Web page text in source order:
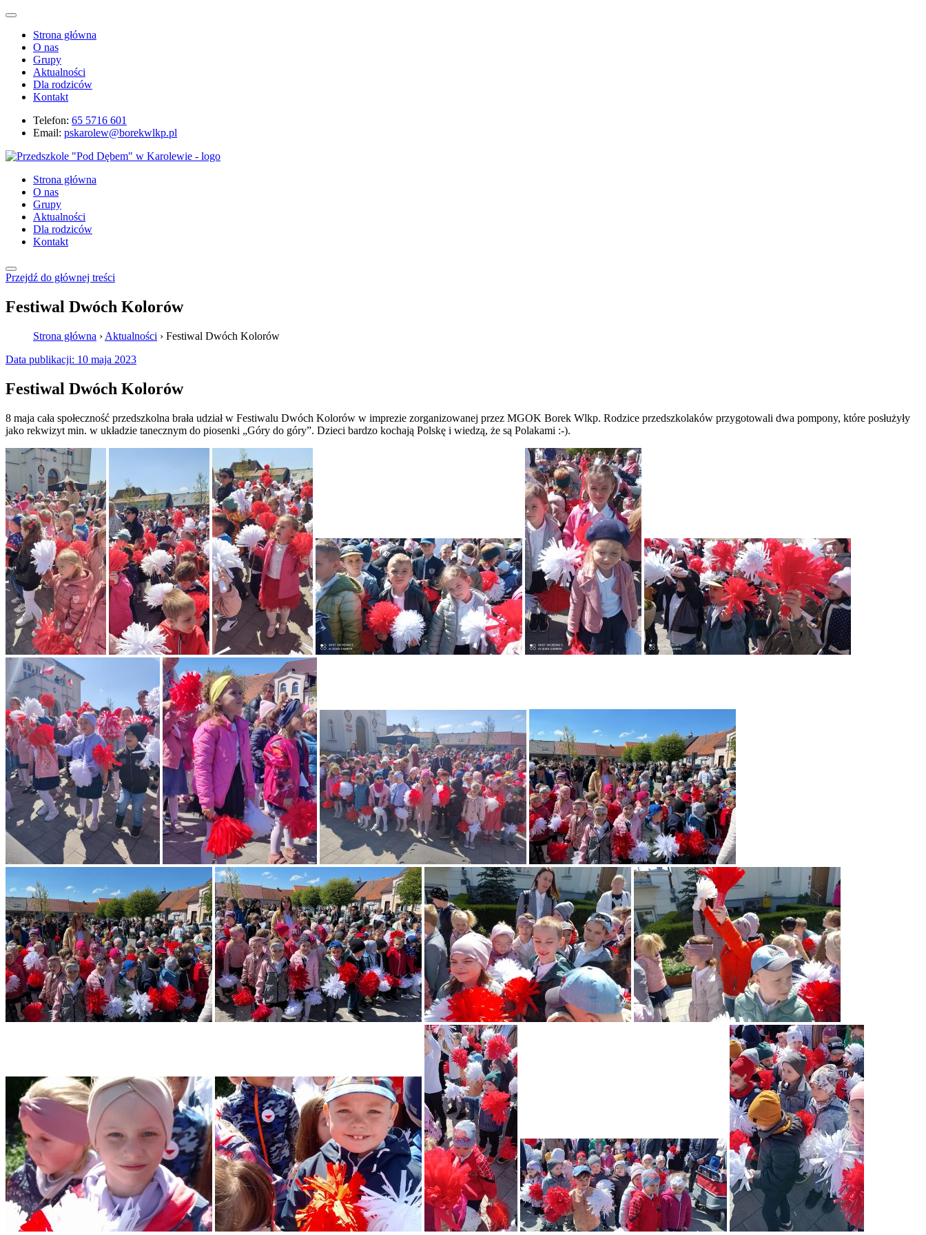
Strona główna
O nas
Grupy
Aktualności
Dla rodziców
Kontakt
Telefon: 65 5716 601
Email: pskarolew@borekwlkp.pl
Strona główna
O nas
Grupy
Aktualności
Dla rodziców
Kontakt
Przejdź do głównej treści
Festiwal Dwóch Kolorów
Strona główna › Aktualności › Festiwal Dwóch Kolorów
Data publikacji: 10 maja 2023
Festiwal Dwóch Kolorów
8 maja cała społeczność przedszkolna brała udział w Festiwalu Dwóch Kolorów w imprezie zorganizowanej przez MGOK Borek Wlkp. Rodzice przedszkolaków przygotowali dwa pompony, które posłużyły
jako rekwizyt min. w układzie tanecznym do piosenki „Góry do góry”. Dzieci bardzo kochają Polskę i wiedzą, że są Polakami :-).